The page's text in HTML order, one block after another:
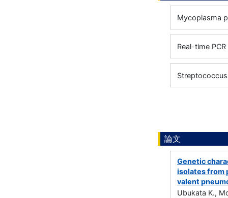
Mycoplasma
Real-time PCR
論文
Genetic
isolates from
valent
Ubukata K.,